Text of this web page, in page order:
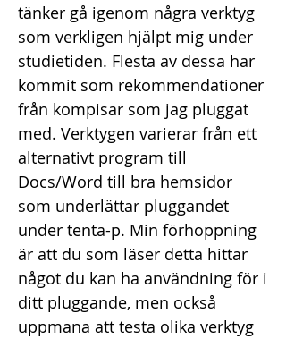
tänker gå igenom några verktyg
som verkligen hjälpt mig under
studietiden. Flesta av dessa har
kommit som rekommendationer
från kompisar som jag pluggat
med. Verktygen varierar från ett
alternativt program till
Docs/Word till bra hemsidor
som underlättar pluggandet
under tenta-p. Min förhoppning
är att du som läser detta hittar
något du kan ha användning för i
ditt pluggande, men också
uppmana att testa olika verktyg